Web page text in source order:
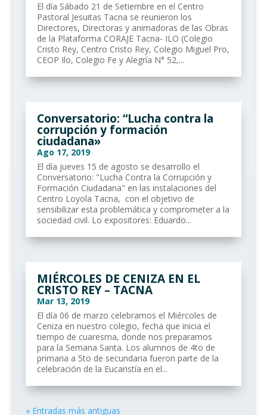
El día Sábado 21 de Setiembre en el Centro
Pastoral Jesuitas Tacna se reunieron los
Directores, Directoras y animadoras de las Obras
de la Plataforma CORAJE Tacna- ILO (Colegio
Cristo Rey, Centro Cristo Rey, Colegio Miguel Pro,
CEOP Ilo, Colegio Fe y Alegría N° 52,...
Conversatorio: “Lucha contra la
corrupción y formación
ciudadana»
Ago 17, 2019
El día jueves 15 de agosto se desarrollo el
Conversatorio: "Lucha Contra la Corrupción y
Formación Ciudadana" en las instalaciones del
Centro Loyola Tacna, con el objetivo de
sensibilizar esta problemática y comprometer a la
sociedad civil. Lo expositores: Eduardo...
MIÉRCOLES DE CENIZA EN EL
CRISTO REY – TACNA
Mar 13, 2019
El día 06 de marzo celebramos el Miércoles de
Ceniza en nuestro colegio, fecha que inicia el
tiempo de cuaresma, donde nos preparamos
para la Semana Santa. Los alumnos de 4to de
primaria a 5to de secundaria fueron parte de la
celebración de la Eucaristía en el...
« Entradas más antiguas